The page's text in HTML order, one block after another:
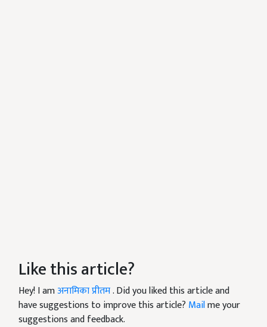
Like this article?
Hey! I amअनामिका प्रीतम. Did you liked this article and
have suggestions to improve this article? Mailme your
suggestions and feedback.